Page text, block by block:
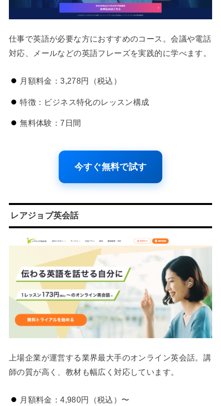
仕事で英語が必要な方におすすめのコース。会議や電話
対応、メールなどの英語フレーズを実践的に学べます。
月額料金：3,278円（税込）
特徴：ビジネス特化のレッスン構成
無料体験：7日間
今すぐ無料で試す
レアジョブ英会話
上場企業が運営する業界最大手のオンライン英会話。講
師の質が高く、教材も幅広く対応しています。
月額料金：4,980円（税込）〜